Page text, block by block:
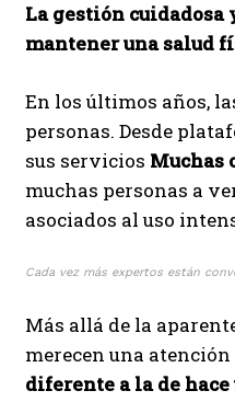
La gestión cuidadosa
mantener una salud
En los últimos años,
personas. Desde
sus servicios Muchas
muchas personas a
asociados al uso
Cada vez más expertos están
Más allá de la
merecen una
diferente a la de hace